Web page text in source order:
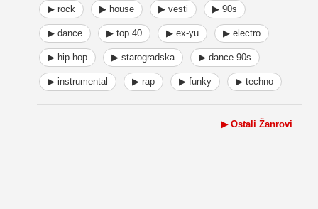
▶ rock ▶ house ▶ vesti ▶ 90s
▶ dance ▶ top 40 ▶ ex-yu ▶ electro
▶ hip-hop ▶ starogradska ▶ dance 90s
▶ instrumental ▶ rap ▶ funky ▶ techno
▶ Ostali Žanrovi